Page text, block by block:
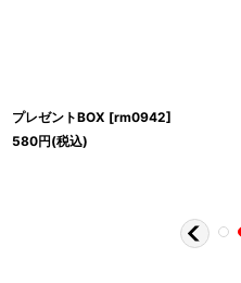
プレゼントBOX [rm0942]
580円(税込)